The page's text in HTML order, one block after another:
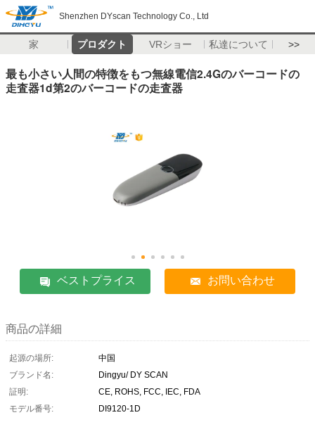
Shenzhen DYscan Technology Co., Ltd
家 プロダクト VRショー 私達について >>
最も小さい人間の特徴をもつ無線電信2.4Gのバーコードの
走査器1d第2のバーコードの走査器
ベストプライス お問い合わせ
商品の詳細
起源の場所:
中国
ブランド名:
Dingyu/ DY SCAN
証明:
CE, ROHS, FCC, IEC, FDA
モデル番号:
DI9120-1D